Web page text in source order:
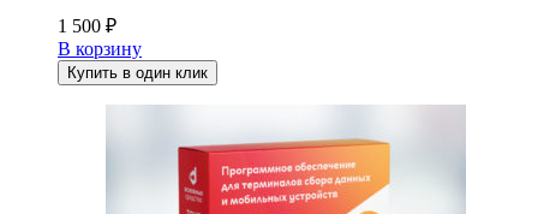
1 500 ₽
В корзину
Купить в один клик